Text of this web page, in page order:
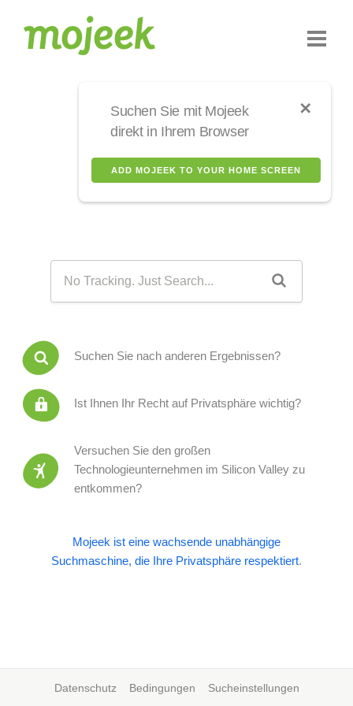
✕
Suchen Sie mit Mojeek
direkt in Ihrem Browser
ADD MOJEEK TO YOUR HOME SCREEN
Suchen Sie nach anderen Ergebnissen?
Ist Ihnen Ihr Recht auf Privatsphäre wichtig?
Versuchen Sie den großen
Technologieunternehmen im Silicon Valley zu
entkommen?
Mojeek ist eine wachsende unabhängige
Suchmaschine, die Ihre Privatsphäre respektiert.
Datenschutz Bedingungen Sucheinstellungen